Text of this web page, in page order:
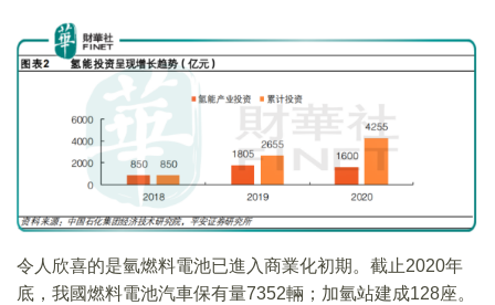
令人欣喜的是氫燃料電池已進入商業化初期。截止2020年
底，我國燃料電池汽車保有量7352輛；加氫站建成128座。